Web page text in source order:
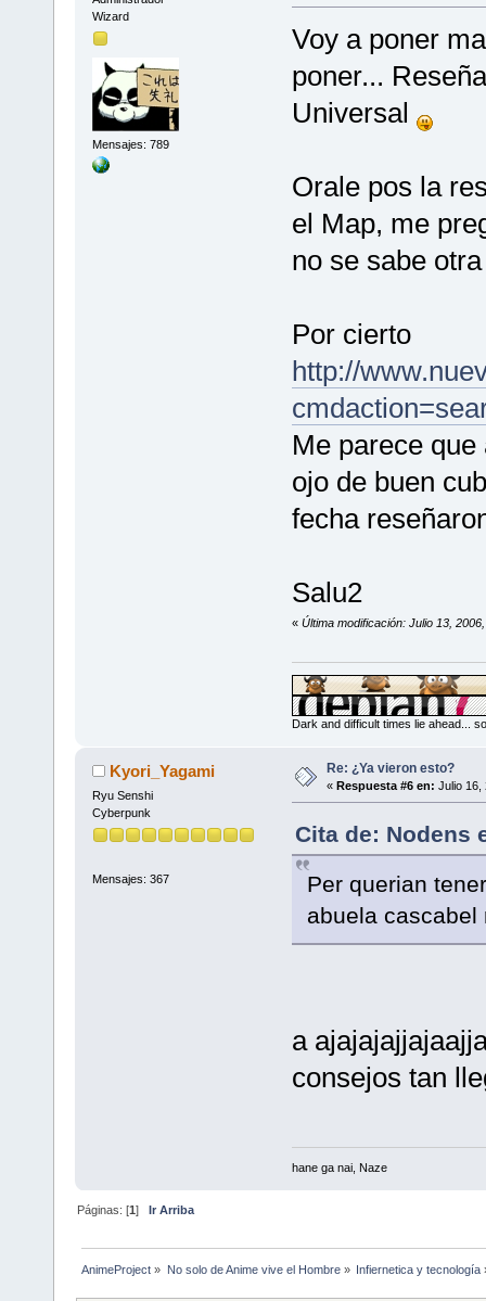
Wizard
Mensajes: 789
Voy a poner
poner...
Universal
Orale pos la
el Map, me
no se sabe
Por cierto
http://
Me parece
ojo de buen
fecha
Salu2
« Última modificación: Julio 13,
Dark and difficult times lie ahead...
Kyori_Yagami
Ryu Senshi
Cyberpunk
Mensajes: 367
Re: ¿Ya vieron esto?
« Respuesta #6 en: Julio 16,
Cita de: Nodens
Per querian
abuela
a
consejos tan
hane ga nai, Naze
Páginas: [1]Ir Arriba
AnimeProject » No solo de Anime vive el Hombre» Infiernetica y tecnología